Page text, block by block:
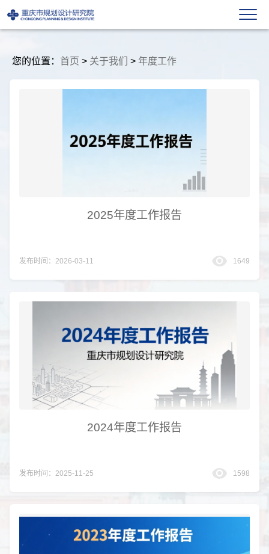
您的位置： 首页 > 关于我们 > 年度工作
2025年度工作报告
发布时间：2026-03-11 1649
2024年度工作报告
发布时间：2025-11-25 1598